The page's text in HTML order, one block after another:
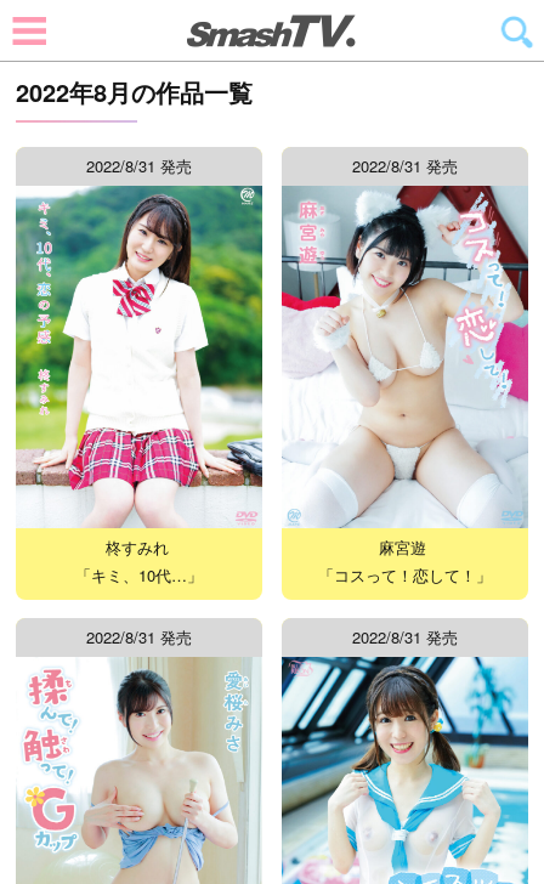
2022年8月の作品一覧
2022/8/31 発売
柊すみれ
「キミ、10代…」
2022/8/31 発売
麻宮遊
「コスって！恋して！」
2022/8/31 発売 2022/8/31 発売